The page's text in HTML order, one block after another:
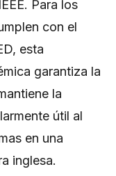
Para los
con el
esta
garantiza la
la
útil al
en una
inglesa.